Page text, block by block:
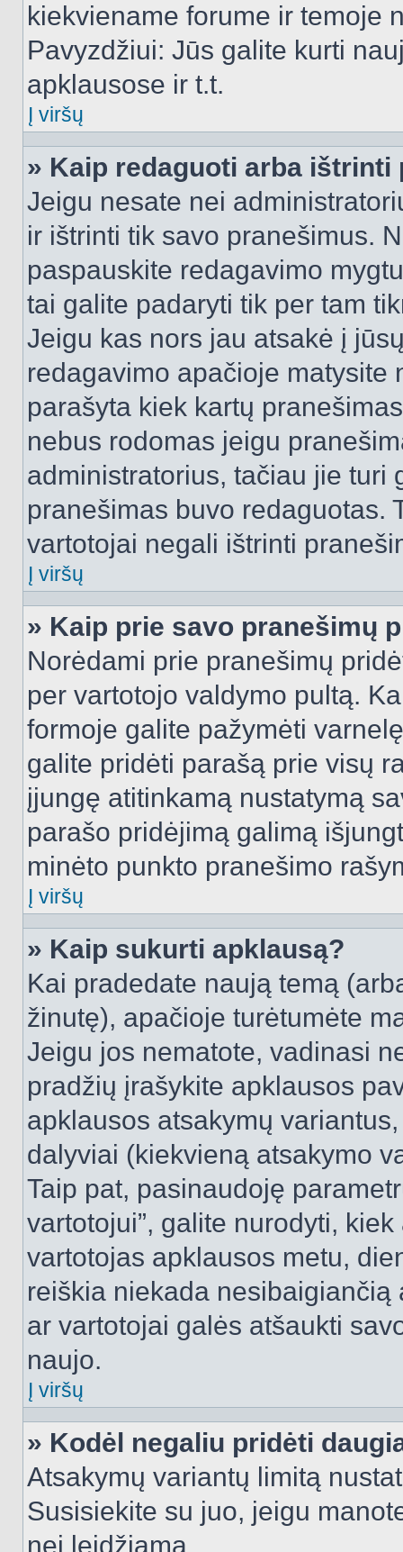
kiekviename forume ir temoje
Pavyzdžiui: Jūs galite kurti
apklausose ir t.t.
Į viršų
» Kaip redaguoti arba ištrinti
Jeigu nesate nei
ir ištrinti tik savo pranešimus.
paspauskite redagavimo
tai galite padaryti tik per tam
Jeigu kas nors jau atsakė į
redagavimo apačioje matysite
parašyta kiek kartų
nebus rodomas jeigu
administratorius, tačiau jie turi
pranešimas buvo redaguotas.
vartotojai negali ištrinti
Į viršų
» Kaip prie savo pranešimų
Norėdami prie pranešimų
per vartotojo valdymo pultą.
formoje galite pažymėti
galite pridėti parašą prie visų
įjungę atitinkamą nustatymą
parašo pridėjimą galimą
minėto punkto pranešimo
Į viršų
» Kaip sukurti apklausą?
Kai pradedate naują temą
žinutę), apačioje turėtumėte
Jeigu jos nematote, vadinasi
pradžių įrašykite apklausos
apklausos atsakymų
dalyviai (kiekvieną atsakymo
Taip pat, pasinaudoję
vartotojui”, galite nurodyti,
vartotojas apklausos metu,
reiškia niekada
ar vartotojai galės atšaukti
naujo.
Į viršų
» Kodėl negaliu pridėti
Atsakymų variantų limitą
Susisiekite su juo, jeigu
nei leidžiama.